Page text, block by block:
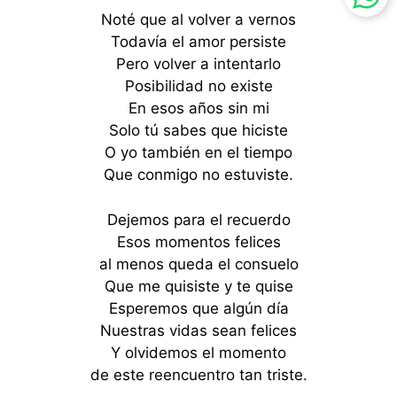
Noté que al volver a vernos
Todavía el amor persiste
Pero volver a intentarlo
Posibilidad no existe
En esos años sin mi
Solo tú sabes que hiciste
O yo también en el tiempo
Que conmigo no estuviste.
Dejemos para el recuerdo
Esos momentos felices
al menos queda el consuelo
Que me quisiste y te quise
Esperemos que algún día
Nuestras vidas sean felices
Y olvidemos el momento
de este reencuentro tan triste.